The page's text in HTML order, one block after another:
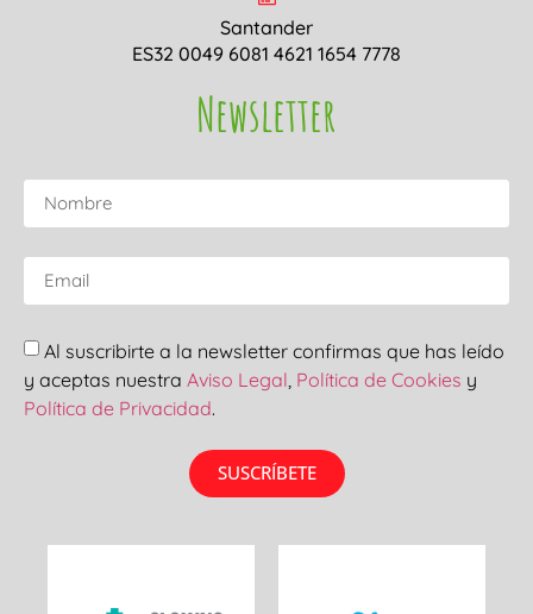
Santander
ES32 0049 6081 4621 1654 7778
Newsletter
Al suscribirte a la newsletter confirmas que has leído
y aceptas nuestra Aviso Legal Política de Cookies y
Política de Privacidad.
SUSCRÍBETE